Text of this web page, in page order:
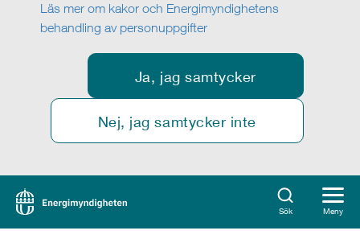
Läs mer om kakor och Energimyndighetens
behandling av personuppgifter
Ja, jag samtycker
Nej, jag samtycker inte
Sök Meny